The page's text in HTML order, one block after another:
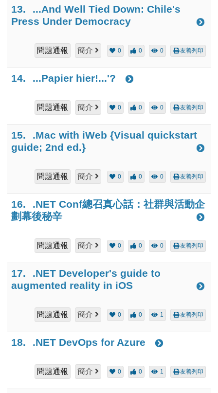
13.
...And Well Tied Down: Chile's
Press Under Democracy
問題通報 簡介 0 0 0 友善列印
14. ...Papier hier!...'?
問題通報 簡介 0 0 0 友善列印
15.
.Mac with iWeb {Visual quickstart
guide; 2nd ed.}
問題通報 簡介 0 0 0 友善列印
16.
.NET Conf總召真心話：社群與活動企
劃幕後秘辛
問題通報 簡介 0 0 0 友善列印
17.
.NET Developer's guide to
augmented reality in iOS
問題通報 簡介 0 0 1 友善列印
18. .NET DevOps for Azure
問題通報 簡介 0 0 1 友善列印